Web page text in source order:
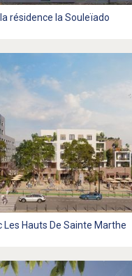
résidence la Souleïado
Les Hauts De Sainte Marthe